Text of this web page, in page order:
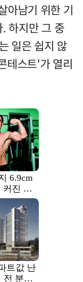
아남기 위한 기
하지만 그 중
일은 쉽지 않
테스트'가 열리